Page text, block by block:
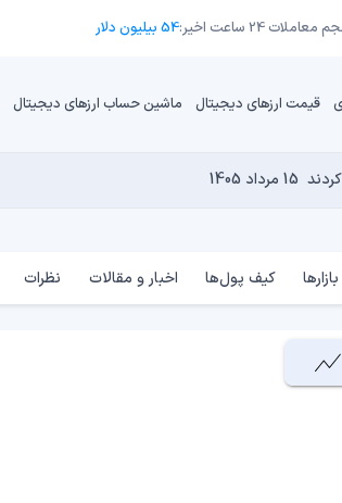
معاملات 24 ساعت اخیر: 54 بیلیون دلار
قیمت ارزهای دیجیتال ماشین حساب ارزهای دیجیتال
15 مرداد 1405 14 مرداد 1405 14 مرداد 1405
بازارها کیف پول‌ها اخبار و مقالات نظرات